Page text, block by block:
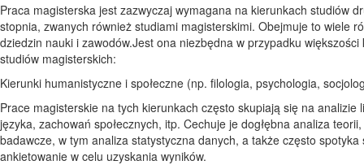
Praca magisterska jest zazwyczaj wymagana na kierunkach studiów
stopnia, zwanych również studiami magisterskimi. Obejmuje to wiele
dziedzin nauki i zawodów.Jest ona niezbędna w przypadku większości
studiów magisterskich:
Kierunki humanistyczne i społeczne (np. filologia, psychologia,
Prace magisterskie na tych kierunkach często skupiają się na analizie
języka, zachowań społecznych, itp. Cechuje je dogłębna analiza
badawcze, w tym analiza statystyczna danych, a także często spotyka
ankietowanie w celu uzyskania wyników.